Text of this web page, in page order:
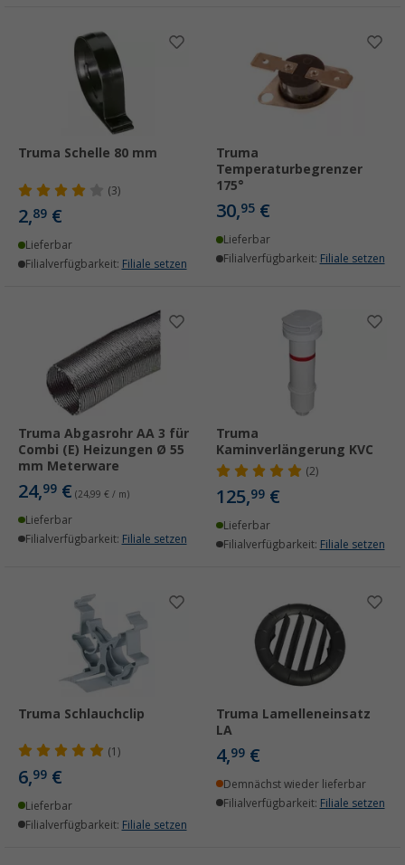
Truma Schelle 80 mm
(3)
2,89 €
Lieferbar
Filialverfügbarkeit: Filiale setzen
Truma
Temperaturbegrenzer
175°
30,95 €
Lieferbar
Filialverfügbarkeit: Filiale setzen
Truma Abgasrohr AA 3 für
Combi (E) Heizungen Ø 55
mm Meterware
24,99 € (24,99 € / m)
Lieferbar
Filialverfügbarkeit: Filiale setzen
Truma
Kaminverlängerung KVC
(2)
125,99 €
Lieferbar
Filialverfügbarkeit: Filiale setzen
Truma Schlauchclip
(1)
6,99 €
Lieferbar
Filialverfügbarkeit: Filiale setzen
Truma Lamelleneinsatz
LA
4,99 €
Demnächst wieder lieferbar
Filialverfügbarkeit: Filiale setzen